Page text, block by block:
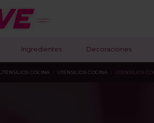
Ingredientes Decoraciones
UTENSILIOS COCINA UTENSILIOS COCINA UTENSILIOS